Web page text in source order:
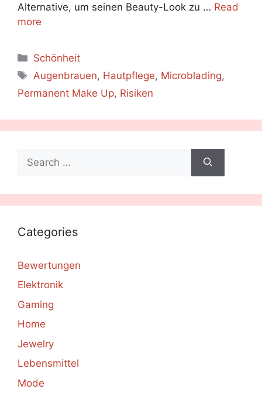
Alternative, um seinen Beauty-Look zu … Read
more
Categories
Schönheit
Tags
Augenbrauen, Hautpflege, Microblading,
Permanent Make Up, Risiken
for:
Categories
Bewertungen
Elektronik
Gaming
Home
Jewelry
Lebensmittel
Mode